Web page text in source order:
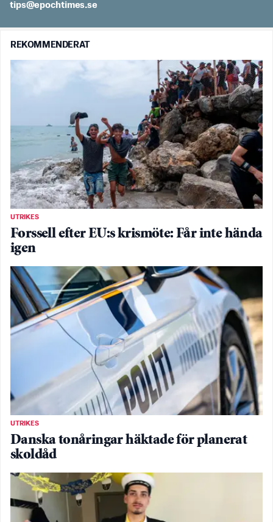
es.semithcope@spit
REKOMMENDERAT
UTRIKES
Forssell efter EU:s krismöte: Får inte hända
igen
UTRIKES
Danska tonåringar häktade för planerat
skoldåd